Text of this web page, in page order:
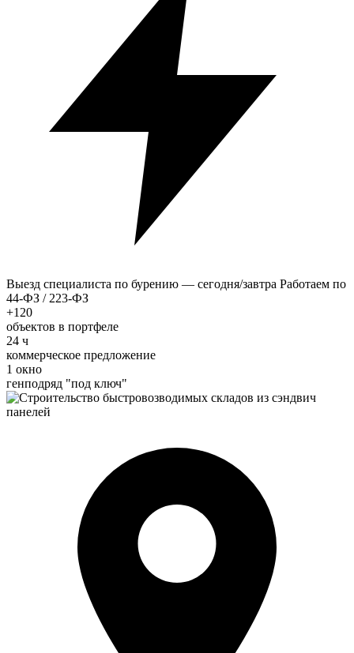
Выезд специалиста по бурению — сегодня/завтра Работаем по
44-ФЗ / 223-ФЗ
+120
объектов в портфеле
24 ч
коммерческое предложение
1 окно
генподряд "под ключ"